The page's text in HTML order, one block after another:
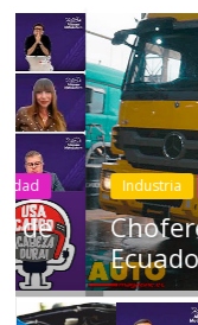
Industria Movilidad
Choferes
Ecuador en